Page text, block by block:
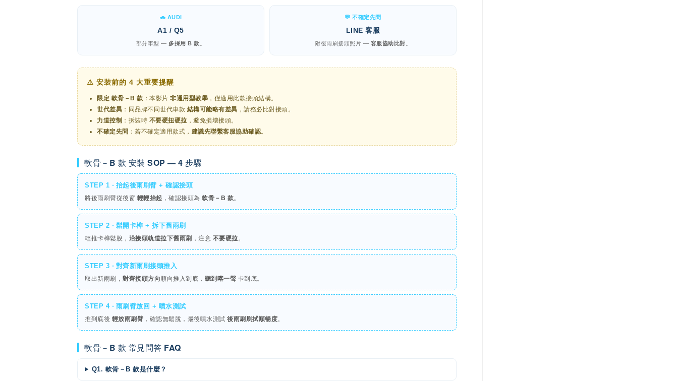
🚗 AUDI
A1 / Q5
部分車型 — 多採用 B 款
💬 不確定先問
LINE 客服
附後雨刷接頭照片 — 客服協助比對
⚠️ 安裝前的 4 大重要提醒
限定 軟骨－B 款 ：本影片 非通用型教學 ，僅適用此款接頭結構。
世代差異 ：同品牌不同世代車款 結構可能略有差異 ，請務必比對接頭。
力道控制 ：拆裝時 不要硬扭硬拉 ，避免損壞接頭。
不確定先問 ：若不確定適用款式， 建議先聯繫客服協助確認。
軟骨－B 款 安裝 SOP — 4 步驟
STEP 1 ‧ 抬起後雨刷臂 + 確認接頭
將後雨刷臂從後窗 輕輕抬起 ，確認接頭為 軟骨－B 款。
STEP 2 ‧ 鬆開卡榫 + 拆下舊雨刷
輕推卡榫鬆脫， 沿接頭軌道拉下舊雨刷 ，注意 不要硬拉。
STEP 3 ‧ 對齊新雨刷接頭推入
取出新雨刷， 對齊接頭方向 順向推入到底， 聽到喀一聲 卡到底。
STEP 4 ‧ 雨刷臂放回 + 噴水測試
推到底後 輕放雨刷臂 ，確認無鬆脫，最後噴水測試 後雨刷刷拭順暢度。
軟骨－B 款 常見問答 FAQ
Q1. 軟骨－B 款是什麼？